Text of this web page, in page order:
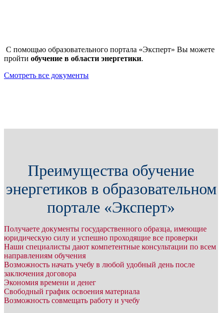
С помощью образовательного портала «Эксперт» Вы можете
пройти обучение в области энергетики.
Смотреть все документы
Преимущества обучение
энергетиков в образовательном
портале «Эксперт»
Получаете документы государственного образца, имеющие
юридическую силу и успешно проходящие все проверки
Наши специалисты дают компетентные консультации по всем
направлениям обучения
Возможность начать учебу в любой удобный день после
заключения договора
Экономия времени и денег
Свободный график освоения материала
Возможность совмещать работу и учебу